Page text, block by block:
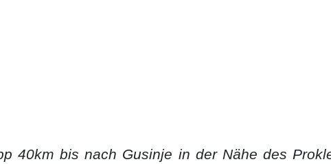
40km bis nach Gusinje in der Nähe des